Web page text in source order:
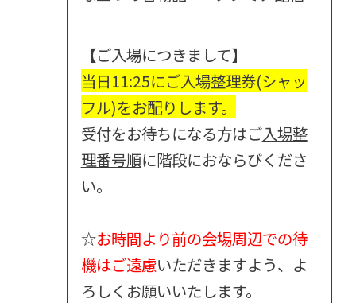
【ご入場につきまして】
当日11:25にご入場整理券(シャッ
フル)をお配りします。
受付をお待ちになる方はご入場整
理番号順に階段におならびくださ
い。
☆お時間より前の会場周辺での待
機はご遠慮いただきますよう、よ
ろしくお願いいたします。